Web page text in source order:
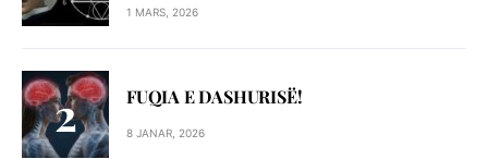
1 MARS, 2026
FUQIA E DASHURISË!
8 JANAR, 2026